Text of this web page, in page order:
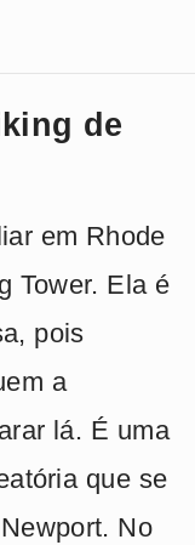
de
em Rhode
Tower. Ela é
pois
a
lá. É uma
que se
No